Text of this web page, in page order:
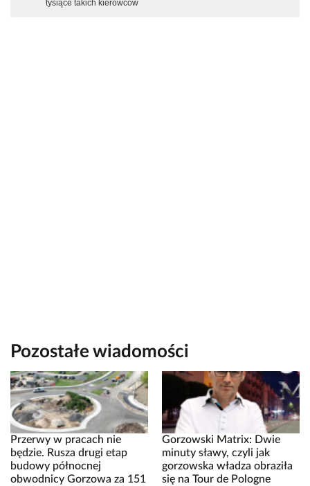
tysiące takich kierowców
Pozostałe wiadomości
Przerwy w pracach nie
będzie. Rusza drugi etap
budowy północnej
obwodnicy Gorzowa za 151
Gorzowski Matrix: Dwie
minuty sławy, czyli jak
gorzowska władza obraziła
się na Tour de Pologne